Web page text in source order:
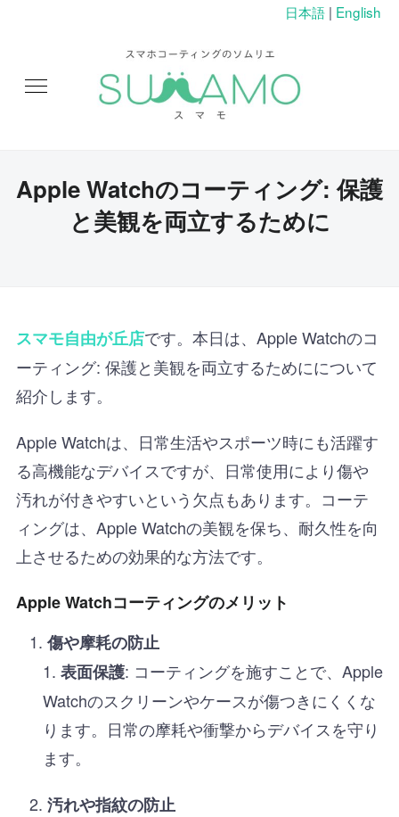
日本語 | English
Apple Watchのコーティング: 保護
と美観を両立するために
スマモ自由が丘店です。本日は、Apple Watchのコ
ーティング: 保護と美観を両立するためにについて
紹介します。
Apple Watchは、日常生活やスポーツ時にも活躍す
る高機能なデバイスですが、日常使用により傷や
汚れが付きやすいという欠点もあります。コーテ
ィングは、Apple Watchの美観を保ち、耐久性を向
上させるための効果的な方法です。
Apple Watchコーティングのメリット
傷や摩耗の防止
表面保護: コーティングを施すことで、Apple
Watchのスクリーンやケースが傷つきにくくな
ります。日常の摩耗や衝撃からデバイスを守り
ます。
汚れや指紋の防止